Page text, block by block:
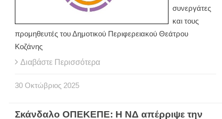
συνεργάτες
και τους
προμηθευτές του Δημοτικού Περιφερειακού Θεάτρου
Κοζάνης
Διαβάστε Περισσότερα
30 Οκτώβριος 2025
Σκάνδαλο ΟΠΕΚΕΠΕ: Η ΝΔ απέρριψε την